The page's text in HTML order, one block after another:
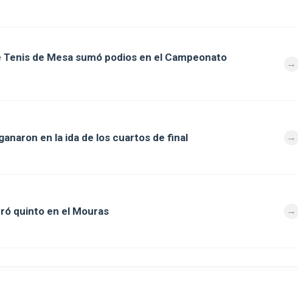
de Mesa sumó podios en el Campeonato
en la ida de los cuartos de final
quinto en el Mouras